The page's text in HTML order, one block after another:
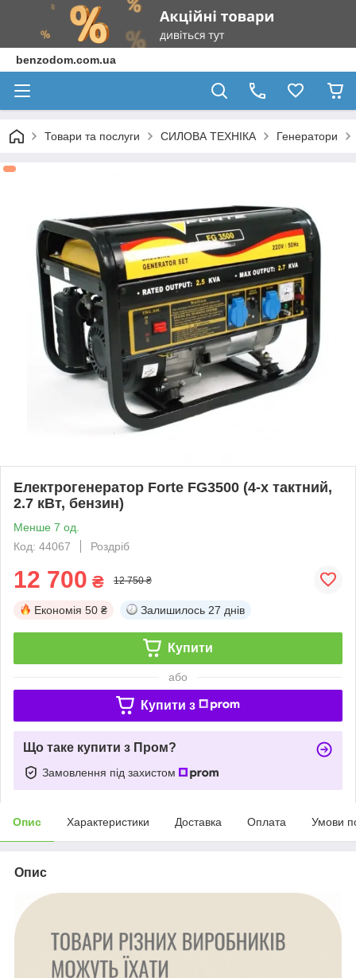
benzodom.com.ua
Товари та послуги СИЛОВА ТЕХНІКА Генератори
Електрогенератор Forte FG3500 (4-х тактний,
2.7 кВт, бензин)
Менше 7 од.
Код: 44067
Роздріб
12 700 ₴ 12 750 ₴
Економія 50 ₴ Залишилось 27 днів
Купити
або
Купити з
Що таке купити з Пром?
Замовлення під захистом
Опис Характеристики Доставка Оплата Умови
Опис